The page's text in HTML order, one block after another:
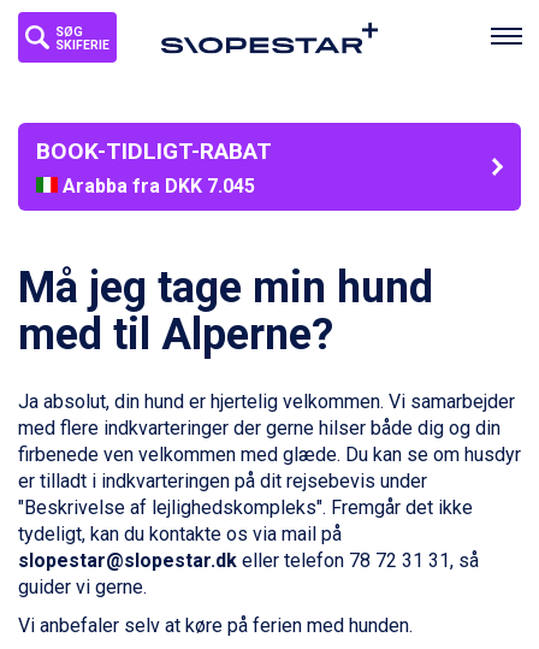
SØG
SKIFERIE
BOOK-TIDLIGT-RABAT
Arabba fra DKK 7.045
La Thuile fra DKK 4.595
Val Thorens fra DKK 5.395
Bad Hofgastein fra DKK 5.495
Passo Tonale fra DKK 3.795
Saalbach fra DKK 5.945
Champoluc fra DKK 3.795
Sestriere fra DKK 4.395
Wagrain fra DKK 4.645
Ischgl fra DKK 7.095
Fieberbrunn fra DKK 6.145
St. Anton fra DKK 7.245
Zell am See fra DKK 4.095
Livigno fra DKK 4.145
Ponte di Legno fra DKK 4.745
Må jeg tage min hund
med til Alperne?
Ja absolut, din hund er hjertelig velkommen. Vi samarbejder
med flere indkvarteringer der gerne hilser både dig og din
firbenede ven velkommen med glæde. Du kan se om husdyr
er tilladt i indkvarteringen på dit rejsebevis under
"Beskrivelse af lejlighedskompleks". Fremgår det ikke
tydeligt, kan du kontakte os via mail på
slopestar@slopestar.dk eller telefon 78 72 31 31, så
guider vi gerne.
Vi anbefaler selv at køre på ferien med hunden.